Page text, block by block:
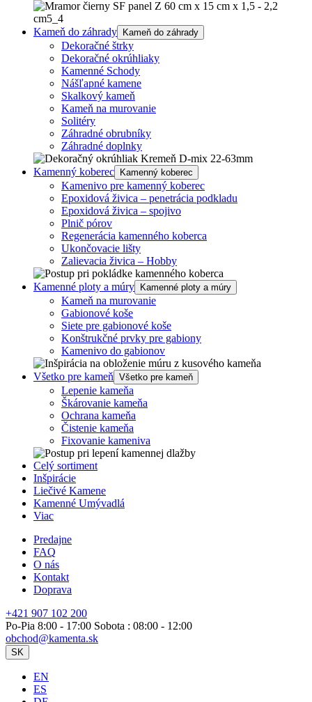
Kameň do záhrady Kameň do záhrady
Dekoračné štrky
Dekoračné okrúhliaky
Kamenné Schody
Nášľapné kamene
Skalkový kameň
Kameň na murovanie
Solitéry
Záhradné obrubníky
Záhradné doplnky
Kamenný koberec Kamenný koberec
Kamenivo pre kamenný koberec
Epoxidová živica – penetrácia podkladu
Epoxidová živica – spojivo
Plnič pórov
Regenerácia kamenného koberca
Ukončovacie lišty
Zalievacia živica – Hobby
Kamenné ploty a múry Kamenné ploty a múry
Kameň na murovanie
Gabionové koše
Siete pre gabionové koše
Konštrukčné prvky pre gabiony
Kamenivo do gabionov
Všetko pre kameň Všetko pre kameň
Lepenie kameňa
Škárovanie kameňa
Ochrana kameňa
Čistenie kameňa
Fixovanie kameniva
Celý sortiment
Inšpirácie
Liečivé Kamene
Kamenné Umývadlá
Viac
Predajne
FAQ
O nás
Kontakt
Doprava
+421 907 102 200
Po-Pia 8:00 - 17:00 Sobota : 08:00 - 12:00
obchod@kamenta.sk
SK
EN
ES